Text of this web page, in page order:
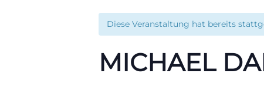
Diese Veranstaltung hat bereits
MICHAEL